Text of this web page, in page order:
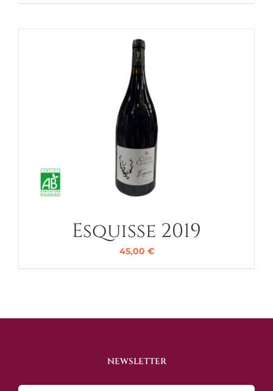
Esquisse 2019
45,00 €
NEWSLETTER